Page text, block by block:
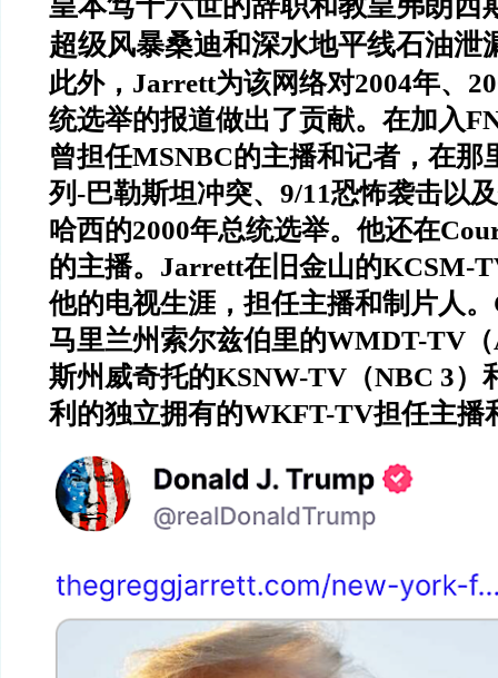
超级风暴桑迪和深水地平线石油泄
此外， Jarrett为该网络对2004年、
统选举的报道做出了贡献。在加入
曾担任MSNBC的主播和记者，在那
列 -巴勒斯坦冲突、 9/11恐怖袭击以
哈西的2000年总统选举。他还在
的主播。 Jarrett在旧金山的KCSM-
他的电视生涯，担任主播和制片人。
马里兰州索尔兹伯里的WMDT-TV （
斯州威奇托的KSNW-TV （NBC 3）
利的独立拥有的WKFT-TV担任主播